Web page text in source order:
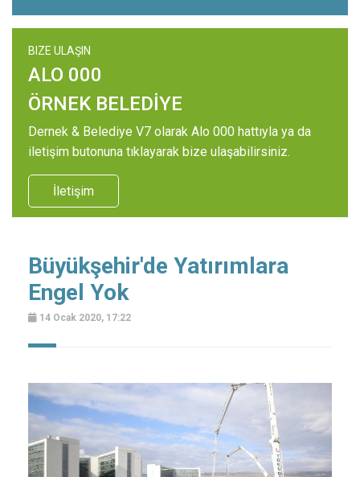
BIZE ULAŞIN
ALO 000
ÖRNEK BELEDİYE
Dernek & Belediye V7 olarak Alo 000 hattıyla ya da
iletişim butonuna tıklayarak bize ulaşabilirsiniz.
İletişim
Büyükşehir'de Yatırımlara
Engel Yok
14 Ocak 2020, 17:22